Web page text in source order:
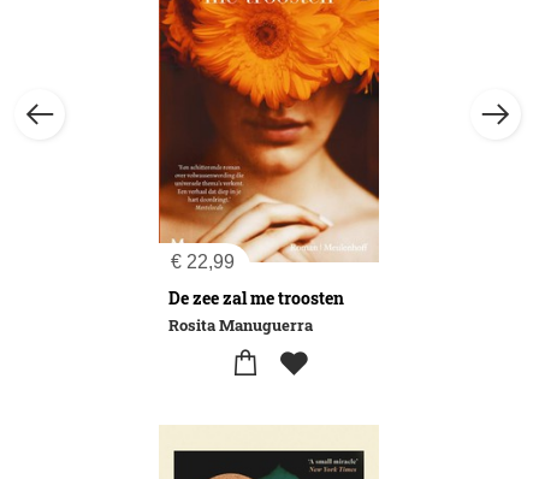
€ 22,99
De zee zal me troosten
Rosita Manuguerra